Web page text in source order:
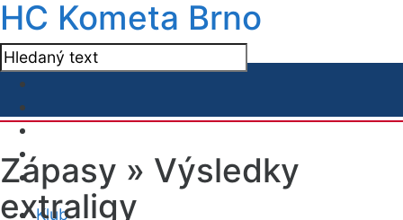
HC Kometa Brno
Klub
Zápasy » Výsledky
extraligy